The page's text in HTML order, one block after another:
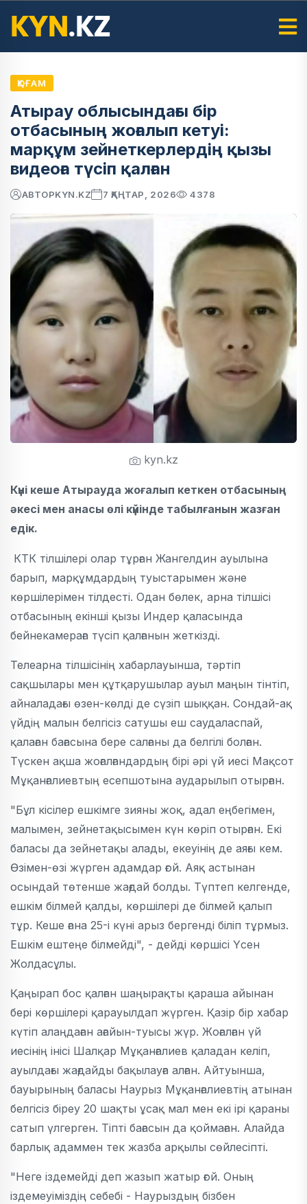
ҚОҒАМ
Атырау облысындағы бір
отбасының жоғалып кетуі:
марқұм зейнеткерлердің қызы
видеоға түсіп қалған
АВТОРKYN.KZ 7 ҚАҢТАР, 2026 4378
kyn.kz
Күні кеше Атырауда жоғалып кеткен отбасының
әкесі мен анасы өлі күйінде табылғанын жазған
едік.
КТК тілшілері олар тұрған Жангелдин ауылына
барып, марқұмдардың туыстарымен және
көршілерімен тілдесті. Одан бөлек, арна тілшісі
отбасының екінші қызы Индер қаласында
бейнекамераға түсіп қалғанын жеткізді.
Телеарна тілшісінің хабарлауынша, тәртіп
сақшылары мен құтқарушылар ауыл маңын тінтіп,
айналадағы өзен-көлді де сүзіп шыққан. Сондай-ақ
үйдің малын белгісіз сатушы еш саудаласпай,
қалаған бағасына бере салғаны да белгілі болған.
Түскен ақша жоғалғандардың бірі әрі үй иесі Мақсот
Мұқанғалиевтың есепшотына аударылып отырған.
"Бұл кісілер ешкімге зияны жоқ, адал еңбегімен,
малымен, зейнетақысымен күн көріп отырған. Екі
баласы да зейнетақы алады, екеуінің де аяғы кем.
Өзімен-өзі жүрген адамдар ғой. Аяқ астынан
осындай төтенше жағдай болды. Түптеп келгенде,
ешкім білмей қалды, көршілері де білмей қалып
тұр. Кеше ғана 25-і күні арыз бергенді біліп тұрмыз.
Ешкім ештеңе білмейді", - дейді көршісі Үсен
Жолдасұлы.
Қаңырап бос қалған шаңырақты қараша айынан
бері көршілері қарауылдап жүрген. Қазір бір хабар
күтіп алаңдаған ағайын-туысы жүр. Жоғалған үй
иесінің інісі Шалқар Мұқанғалиев қаладан келіп,
ауылдағы жағдайды бақылауға алған. Айтуынша,
бауырының баласы Наурыз Мұқанғалиевтің атынан
белгісіз біреу 20 шақты ұсақ мал мен екі ірі қараны
сатып үлгерген. Тіпті бағасын да қоймаған. Алайда
барлық адаммен тек жазба арқылы сөйлесіпті.
"Неге іздемейді деп жазып жатыр ғой. Оның
іздемеуіміздің себебі - Наурыздың бізбен